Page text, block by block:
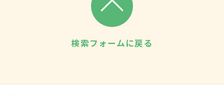
検索フォームに戻る